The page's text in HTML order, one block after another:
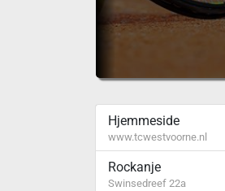
Hjemmeside
www.tcwestvoorne.nl
Rockanje
Swinsedreef 22a